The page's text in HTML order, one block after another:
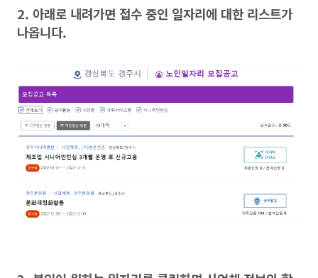
2. 아래로 내려가면 접수 중인 일자리에 대한 리스트가
나옵니다.